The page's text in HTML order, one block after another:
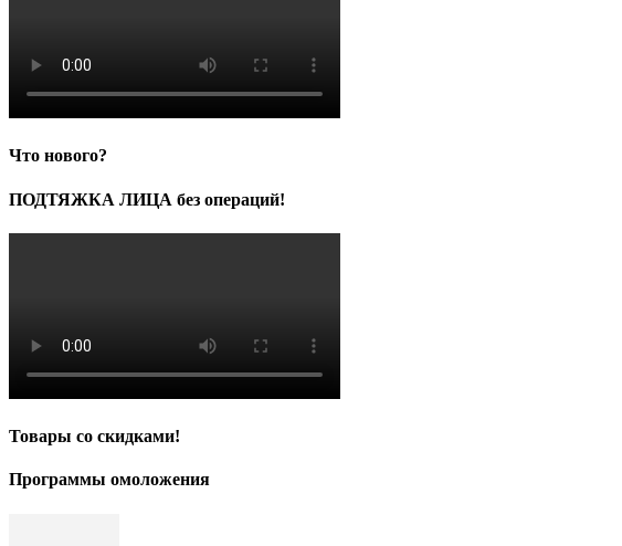
Что нового?
ПОДТЯЖКА ЛИЦА без операций!
Товары со скидками!
Программы омоложения